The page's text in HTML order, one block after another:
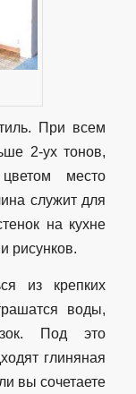
При всем
2-ух тонов,
место
служит для
на кухне
рисунков.
из крепких
воды,
Под это
глиняная
вы сочетаете